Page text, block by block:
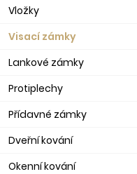
Vložky
Visací zámky
Lankové zámky
Protiplechy
Přídavné zámky
Dveřní kování
Okenní kování